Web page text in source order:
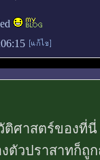
ติศาสตร์ของที่
ตัวปราสาทก็ถู